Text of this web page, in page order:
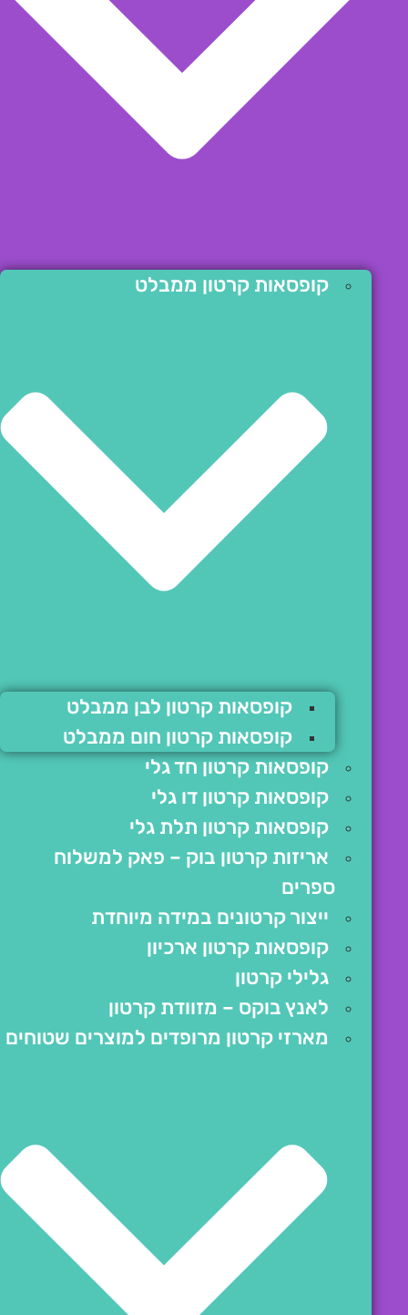
קופסאות קרטון ממבלט
קופסאות קרטון לבן ממבלט
קופסאות קרטון חום ממבלט
קופסאות קרטון חד גלי
קופסאות קרטון דו גלי
קופסאות קרטון תלת גלי
אריזות קרטון בוק – פאק למשלוח
ספרים
ייצור קרטונים במידה מיוחדת
קופסאות קרטון ארכיון
גלילי קרטון
לאנץ בוקס – מזוודת קרטון
מארזי קרטון מרופדים למוצרים שטוחים